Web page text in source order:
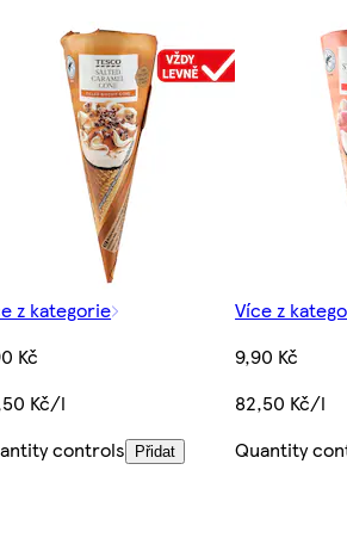
z kategorie
Kč
Kč/l
controls
Přidat
Více z
9,90 Kč
82,50 Kč/l
Quantity